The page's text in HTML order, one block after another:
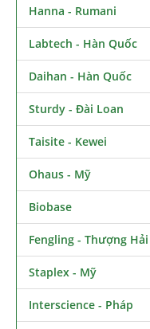
Hanna - Rumani
Labtech - Hàn Quốc
Daihan - Hàn Quốc
Sturdy - Đài Loan
Taisite - Kewei
Ohaus - Mỹ
Biobase
Fengling - Thượng Hải
Staplex - Mỹ
Interscience - Pháp